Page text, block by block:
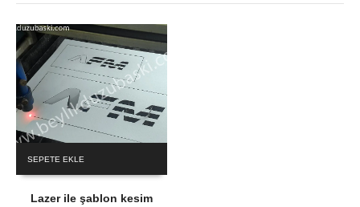
SEPETE EKLE
Lazer ile şablon kesim